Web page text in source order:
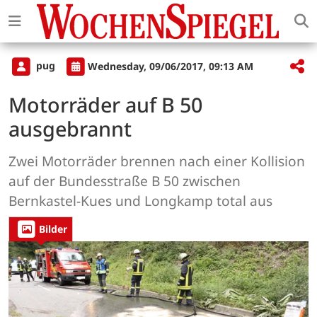
pug Wednesday, 09/06/2017, 09:13 AM
Motorräder auf B 50
ausgebrannt
Zwei Motorräder brennen nach einer Kollision
auf der Bundesstraße B 50 zwischen
Bernkastel-Kues und Longkamp total aus
Bilder